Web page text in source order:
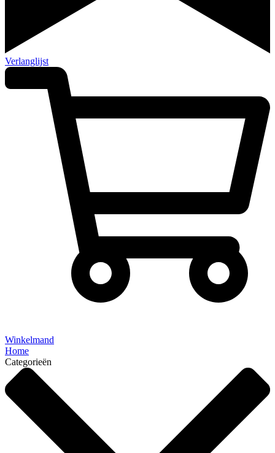
Verlanglijst
Winkelmand
Home
Categorieën